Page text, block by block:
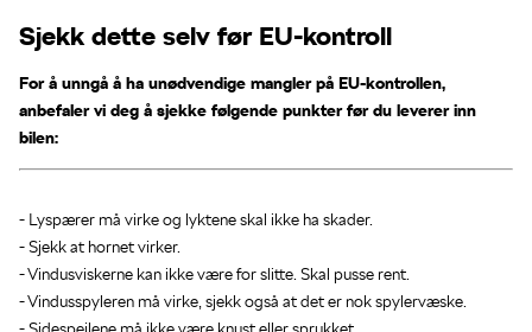
Sjekk dette selv før EU-kontroll
For å unngå å ha unødvendige mangler på EU-kontrollen,
anbefaler vi deg å sjekke følgende punkter før du leverer inn
bilen:
- Lyspærer må virke og lyktene skal ikke ha skader.
- Sjekk at hornet virker.
- Vindusviskerne kan ikke være for slitte. Skal pusse rent.
- Vindusspyleren må virke, sjekk også at det er nok spylervæske.